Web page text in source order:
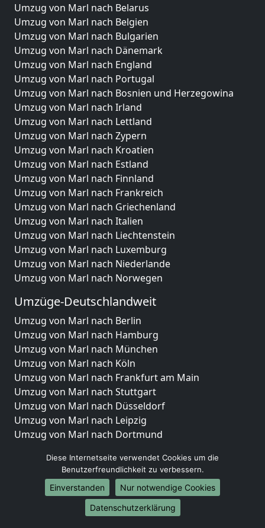
Umzug von Marl nach Belarus
Umzug von Marl nach Belgien
Umzug von Marl nach Bulgarien
Umzug von Marl nach Dänemark
Umzug von Marl nach England
Umzug von Marl nach Portugal
Umzug von Marl nach Bosnien und Herzegowina
Umzug von Marl nach Irland
Umzug von Marl nach Lettland
Umzug von Marl nach Zypern
Umzug von Marl nach Kroatien
Umzug von Marl nach Estland
Umzug von Marl nach Finnland
Umzug von Marl nach Frankreich
Umzug von Marl nach Griechenland
Umzug von Marl nach Italien
Umzug von Marl nach Liechtenstein
Umzug von Marl nach Luxemburg
Umzug von Marl nach Niederlande
Umzug von Marl nach Norwegen
Umzüge-Deutschlandweit
Umzug von Marl nach Berlin
Umzug von Marl nach Hamburg
Umzug von Marl nach München
Umzug von Marl nach Köln
Umzug von Marl nach Frankfurt am Main
Umzug von Marl nach Stuttgart
Umzug von Marl nach Düsseldorf
Umzug von Marl nach Leipzig
Umzug von Marl nach Dortmund
Umzug von Marl nach Bremen
Umzug von Marl nach Dresden
Umzug von Marl nach Hannover
Umzug von Marl nach Nürnberg
Umzug von Marl nach Duisburg
Diese Internetseite verwendet Cookies um die
Benutzerfreundlichkeit zu verbessern.
Einverstanden
Nur notwendige Cookies
Datenschutzerklärung